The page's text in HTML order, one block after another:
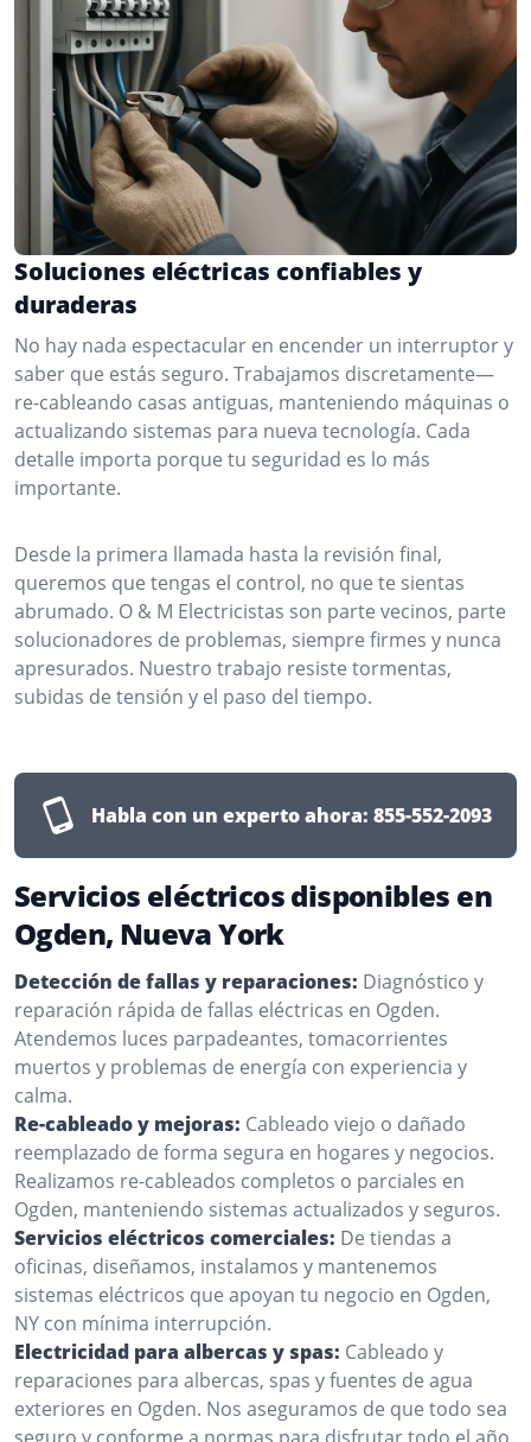
Soluciones eléctricas confiables y
duraderas
No hay nada espectacular en encender un interruptor y
saber que estás seguro. Trabajamos discretamente—
re-cableando casas antiguas, manteniendo máquinas o
actualizando sistemas para nueva tecnología. Cada
detalle importa porque tu seguridad es lo más
importante.
Desde la primera llamada hasta la revisión final,
queremos que tengas el control, no que te sientas
abrumado. O & M Electricistas son parte vecinos, parte
solucionadores de problemas, siempre firmes y nunca
apresurados. Nuestro trabajo resiste tormentas,
subidas de tensión y el paso del tiempo.
Habla con un experto ahora: 855-552-2093
Servicios eléctricos disponibles en
Ogden, Nueva York
Detección de fallas y reparaciones: Diagnóstico y
reparación rápida de fallas eléctricas en Ogden.
Atendemos luces parpadeantes, tomacorrientes
muertos y problemas de energía con experiencia y
calma.
Re-cableado y mejoras: Cableado viejo o dañado
reemplazado de forma segura en hogares y negocios.
Realizamos re-cableados completos o parciales en
Ogden, manteniendo sistemas actualizados y seguros.
Servicios eléctricos comerciales: De tiendas a
oficinas, diseñamos, instalamos y mantenemos
sistemas eléctricos que apoyan tu negocio en Ogden,
NY con mínima interrupción.
Electricidad para albercas y spas: Cableado y
reparaciones para albercas, spas y fuentes de agua
exteriores en Ogden. Nos aseguramos de que todo sea